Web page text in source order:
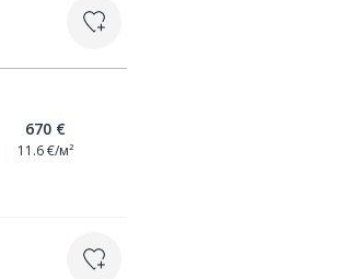
670 €
11.6 €/м²